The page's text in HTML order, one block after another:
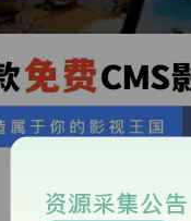
资源采集公告